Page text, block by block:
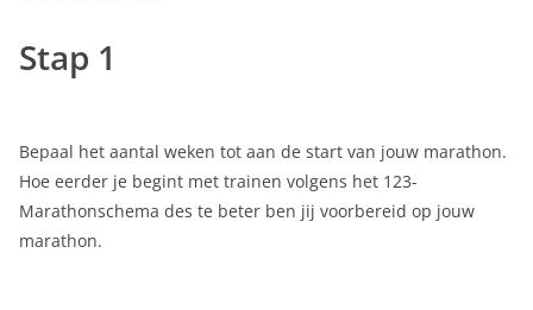
Stap 1
Bepaal het aantal weken tot aan de start van jouw marathon.
Hoe eerder je begint met trainen volgens het 123-
Marathonschema des te beter ben jij voorbereid op jouw
marathon.